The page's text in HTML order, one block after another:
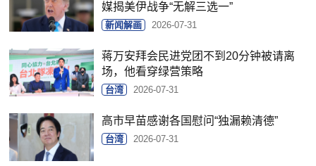
媒揭美伊战争“无解三选一”
新闻解画 2026-07-31
蒋万安拜会民进党团不到20分钟被请离
场，他看穿绿营策略
台湾 2026-07-31
高市早苗感谢各国慰问“独漏赖清德”
台湾 2026-07-31